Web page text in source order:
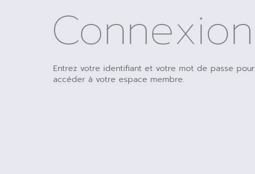
Connexion
Entrez votre identifiant et votre mot de passe pour
accéder à votre espace membre.